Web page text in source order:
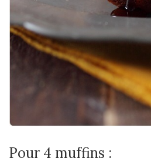
Pour 4 muffins :